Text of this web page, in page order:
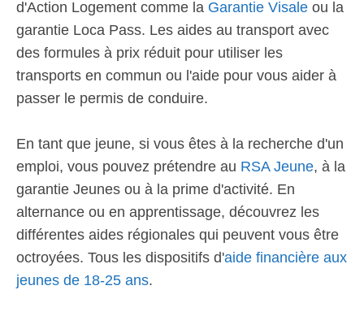
d'Action Logement comme la Garantie Visale ou la
garantie Loca Pass. Les aides au transport avec
des formules à prix réduit pour utiliser les
transports en commun ou l'aide pour vous aider à
passer le permis de conduire.
En tant que jeune, si vous êtes à la recherche d'un
emploi, vous pouvez prétendre au RSA Jeune, à la
garantie Jeunes ou à la prime d'activité. En
alternance ou en apprentissage, découvrez les
différentes aides régionales qui peuvent vous être
octroyées. Tous les dispositifs d'aide financière aux
jeunes de 18-25 ans.